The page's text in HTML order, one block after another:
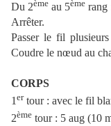
Du 2ème au 5ème rang
Arrêter.
Passer le fil
Coudre le nœud au
CORPS
1 ertour : avec le fil
2ème tour : 5 aug (10